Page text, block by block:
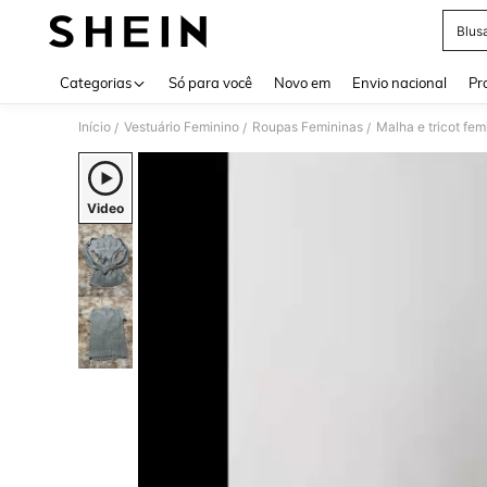
Categorias Só para você Novo em Envio nacional
Início / Vestuário Feminino / Roupas Femininas / Malha e tricot
Video